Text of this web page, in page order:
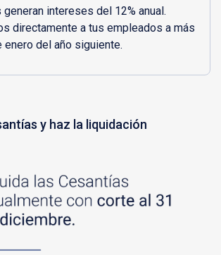
generan intereses del 12% anual.
directamente a tus empleados a más
enero del año siguiente.
y haz la liquidación